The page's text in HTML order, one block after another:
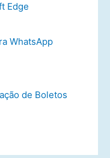
Edge
WhatsApp
de Boletos